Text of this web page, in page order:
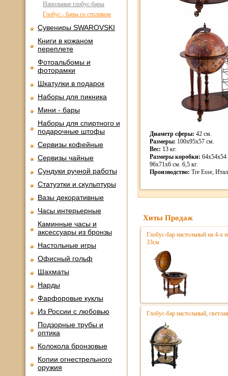
Напольные глобус-бары
Глобус - бары со столиком
Сувениры SWAROVSKI
Книги в кожаном
переплете
Фотоальбомы и
фоторамки
Шкатулки в подарок
Наборы для пикника
Мини - бары
Наборы для спиртного и
подарочные штофы
Сервизы кофейные
Сервизы чайные
Сундуки ручной работы
Статуэтки и скульптуры
Вазы декоративные
Часы интерьерные
Каминные часы и
аксессуары из бронзы
Настольные игры
Офисный гольф
Шахматы
Нарды
Фарфоровые куклы
Из России с любовью
Подзорные трубы и
оптика
Колокола бронзовые
Копии огнестрельного
оружия
Диаметр сферы: 42 см.
Размеры: 100х95х57 см.
Вес: 13 кг.
Размеры коробки: 64х54х54
96х71х6 см. 6,5 кг.
Производство: Tre Esse,
Хиты Продаж
Глобус-бар настольный на 4-х
33см
Глобус-бар настольный,